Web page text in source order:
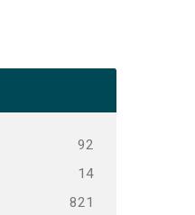
92
14
821